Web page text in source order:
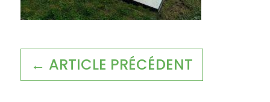
← ARTICLE PRÉCÉDENT